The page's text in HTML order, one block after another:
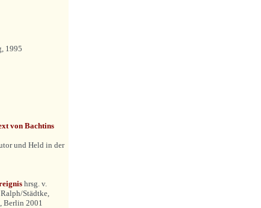
1995
von Bachtins
und Held in der
hrsg. v.
Städtke,
Berlin 2001